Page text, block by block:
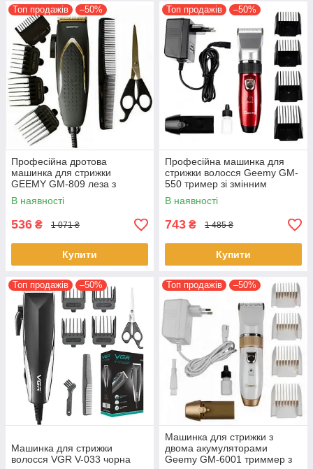
Топ продажів –50%
Професійна дротова
машинка для стрижки
GEEMY GM-809 леза з
покриттям титану від мережі
В наявності
536 ₴ 1 071 ₴
Купити
Топ продажів –50%
Професійна машинка для
стрижки волосся Geemy GM-
550 тример зі змінним
акумулятором та насадками
В наявності
743 ₴ 1 485 ₴
Купити
Топ продажів –50%
Машинка для стрижки
волосся VGR V-033 чорна
Топ продажів –50%
Машинка для стрижки з
двома акумуляторами
Geemy GM-6001 триммер з